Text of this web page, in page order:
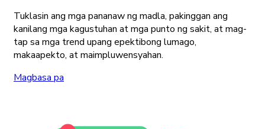
Tuklasin ang mga pananaw ng madla, pakinggan ang
kanilang mga kagustuhan at mga punto ng sakit, at mag-
tap sa mga trend upang epektibong lumago,
makaapekto, at maimpluwensyahan.
Magbasa pa